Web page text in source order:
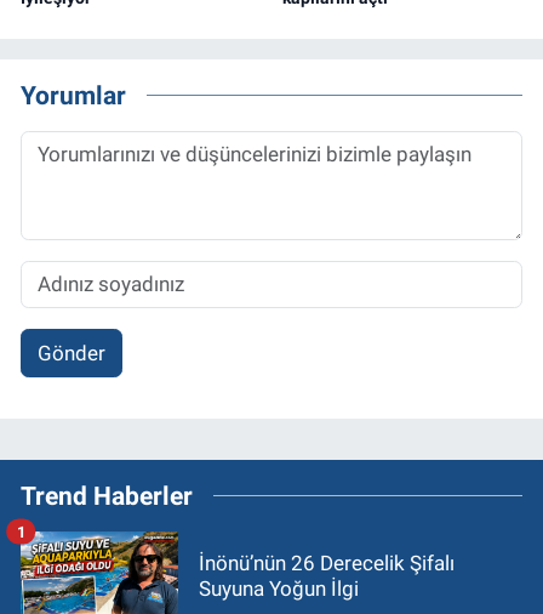
Yorumlar
Gönder
Trend Haberler
İnönü’nün 26 Derecelik Şifalı
Suyuna Yoğun İlgi
1